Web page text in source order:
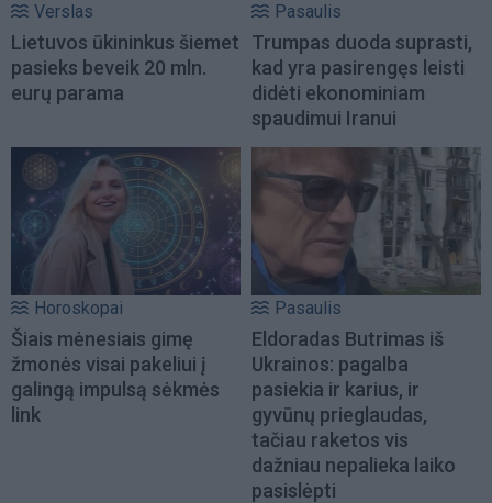
Verslas
Lietuvos ūkininkus šiemet
pasieks beveik 20 mln.
eurų parama
Pasaulis
Trumpas duoda suprasti,
kad yra pasirengęs leisti
didėti ekonominiam
spaudimui Iranui
Horoskopai
Šiais mėnesiais gimę
žmonės visai pakeliui į
galingą impulsą sėkmės
link
Pasaulis
Eldoradas Butrimas iš
Ukrainos: pagalba
pasiekia ir karius, ir
gyvūnų prieglaudas,
tačiau raketos vis
dažniau nepalieka laiko
pasislėpti